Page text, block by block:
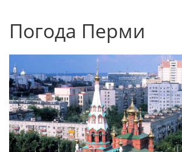
Погода Перми